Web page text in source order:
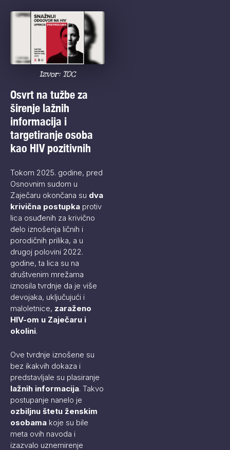
Izvor: TOC
Osvrt na tužbe za
širenje lažnih
informacija i
targetiranje osoba
kao HIV pozitivnih
Tokom 2025. godine, pred
Osnovnim sudom u
Zaječaru okončana su dva
krivična postupka protiv
lica osuđenih za krivično
delo iznošenja ličnih i
porodičnih prilika, a u
drugoj polovini 2022.
godine, ta lica su na
društvenim mrežama
iznosila tvrdnje da je više
devojaka, uključujući i
maloletnice, zaraženo
HIV-om u Zaječaru i
okolini.
Ove tvrdnje iznošene su
bez ikakvih dokaza i
predstavljale su plasiranje
lažnih informacija. Takvo
postupanje nanelo je
ozbiljnu štetu ženskim
osobama koje su bile
meta ovih navoda i
izazvalo uznemirenje